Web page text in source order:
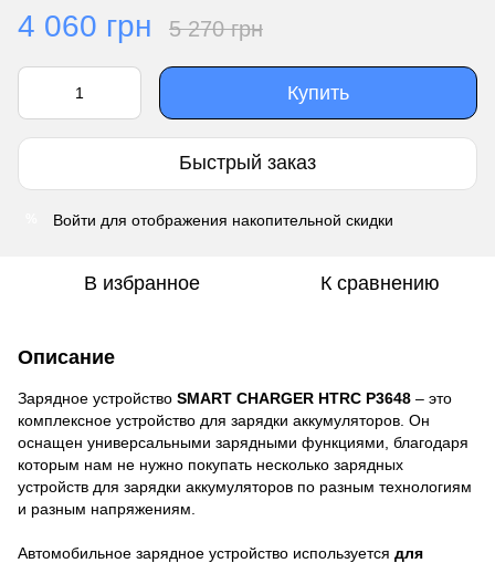
4 060 грн 5 270 грн
Купить
Быстрый заказ
Войти для отображения накопительной скидки
В избранное К сравнению
Описание
Зарядное устройство SMART CHARGER HTRC P3648 – это
комплексное устройство для зарядки аккумуляторов. Он
оснащен универсальными зарядными функциями, благодаря
которым нам не нужно покупать несколько зарядных
устройств для зарядки аккумуляторов по разным технологиям
и разным напряжениям.
Автомобильное зарядное устройство используется для